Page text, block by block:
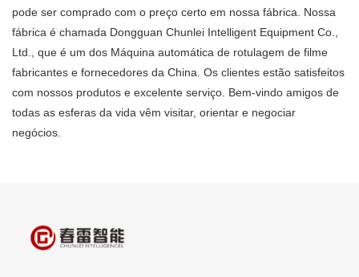
pode ser comprado com o preço certo em nossa fábrica. Nossa
fábrica é chamada Dongguan Chunlei Intelligent Equipment Co.,
Ltd., que é um dos Máquina automática de rotulagem de filme
fabricantes e fornecedores da China. Os clientes estão satisfeitos
com nossos produtos e excelente serviço. Bem-vindo amigos de
todas as esferas da vida vêm visitar, orientar e negociar
negócios.